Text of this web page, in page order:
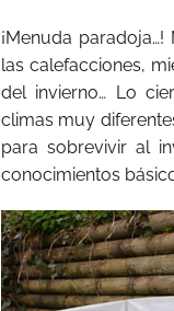
¡Menuda paradoja…!
las calefacciones,
del invierno… Lo
climas muy
para sobrevivir al
conocimientos